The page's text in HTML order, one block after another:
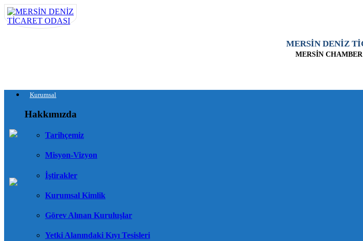
MERSİN DENİZ
MERSİN
Kurumsal
Hakkımızda
Tarihçemiz
Misyon-Vizyon
İştirakler
Kurumsal Kimlik
Görev Alınan Kuruluşlar
Yetki Alanındaki Kıyı Tesisleri